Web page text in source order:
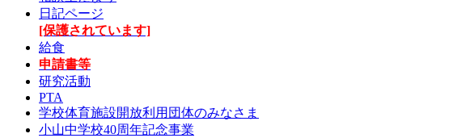
日記ページ
[保護されています]
給食
申請書等
研究活動
PTA
学校体育施設開放利用団体のみなさま
小山中学校40周年記念事業